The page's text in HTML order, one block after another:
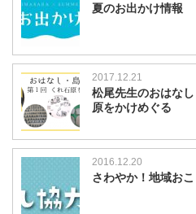
夏のお出かけ情報
2017.12.21
松尾先生のおはな
原をかけめぐる
2016.12.20
さわやか！地域お